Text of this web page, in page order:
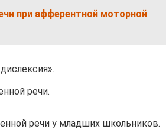
при афферентной моторной
речи.
речи у младших школьников.